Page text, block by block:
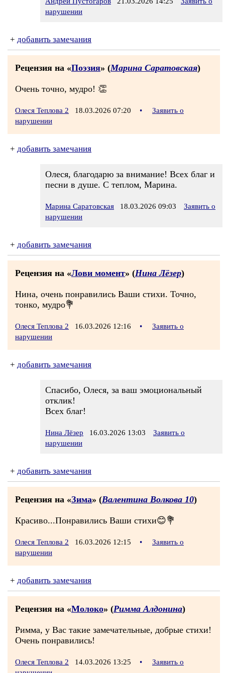
нарушении
+ добавить замечания
Рецензия на «Поэзия» (Марина Саратовская)
Очень точно, мудро! 👏
Олеся Теплова 2 18.03.2026 07:20 •
Заявить о
нарушении
+ добавить замечания
Олеся, благодарю за внимание! Всех благ и
песни в душе. С теплом, Марина.
Марина Саратовская 18.03.2026 09:03
Заявить о
нарушении
+ добавить замечания
Рецензия на «Лови момент» (Нина Лёзер)
Нина, очень понравились Ваши стихи. Точно,
тонко, мудро💐
Олеся Теплова 2 16.03.2026 12:16 •
Заявить о
нарушении
+ добавить замечания
Спасибо, Олеся, за ваш эмоциональный
отклик!
Всех благ!
Нина Лёзер 16.03.2026 13:03
Заявить о
нарушении
+ добавить замечания
Рецензия на «Зима» (Валентина Волкова 10)
Красиво...Понравились Ваши стихи😊💐
Олеся Теплова 2 16.03.2026 12:15 •
Заявить о
нарушении
+ добавить замечания
Рецензия на «Молоко» (Римма Алдонина)
Римма, у Вас такие замечательные, добрые стихи!
Очень понравились!
Олеся Теплова 2 14.03.2026 13:25 •
Заявить о